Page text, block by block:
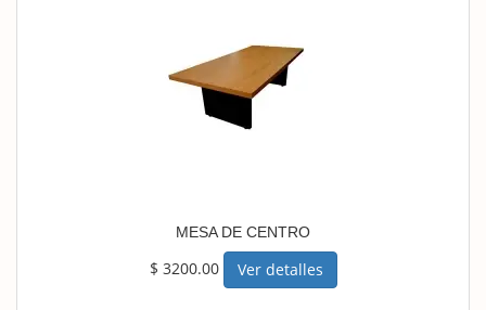
MESA DE CENTRO
$ 3200.00 Ver detalles